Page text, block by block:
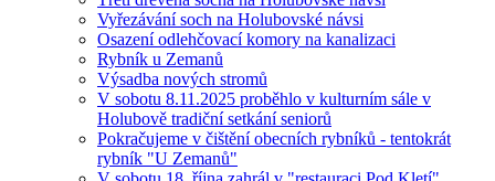
Vyřezávání soch na Holubovské návsi
Osazení odlehčovací komory na kanalizaci
Rybník u Zemanů
Výsadba nových stromů
V sobotu 8.11.2025 proběhlo v kulturním sále v
Holubově tradiční setkání seniorů
Pokračujeme v čištění obecních rybníků - tentokrát
rybník "U Zemanů"